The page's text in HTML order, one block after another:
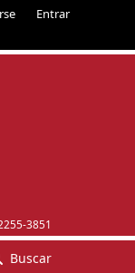
Entrar
3851
Buscar